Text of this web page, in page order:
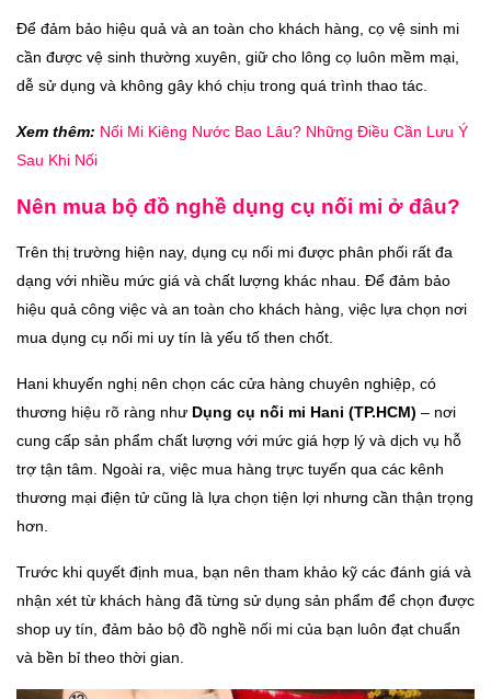
Để đảm bảo hiệu quả và an toàn cho khách hàng, cọ vệ sinh mi
cần được vệ sinh thường xuyên, giữ cho lông cọ luôn mềm mại,
dễ sử dụng và không gây khó chịu trong quá trình thao tác.
Xem thêm: Nối Mi Kiêng Nước Bao Lâu? Những Điều Cần Lưu Ý
Sau Khi Nối
Nên mua bộ đồ nghề dụng cụ nối mi ở đâu?
Trên thị trường hiện nay, dụng cụ nối mi được phân phối rất đa
dạng với nhiều mức giá và chất lượng khác nhau. Để đảm bảo
hiệu quả công việc và an toàn cho khách hàng, việc lựa chọn nơi
mua dụng cụ nối mi uy tín là yếu tố then chốt.
Hani khuyến nghị nên chọn các cửa hàng chuyên nghiệp, có
thương hiệu rõ ràng như Dụng cụ nối mi Hani (TP.HCM) – nơi
cung cấp sản phẩm chất lượng với mức giá hợp lý và dịch vụ hỗ
trợ tận tâm. Ngoài ra, việc mua hàng trực tuyến qua các kênh
thương mại điện tử cũng là lựa chọn tiện lợi nhưng cần thận trọng
hơn.
Trước khi quyết định mua, bạn nên tham khảo kỹ các đánh giá và
nhận xét từ khách hàng đã từng sử dụng sản phẩm để chọn được
shop uy tín, đảm bảo bộ đồ nghề nối mi của bạn luôn đạt chuẩn
và bền bỉ theo thời gian.